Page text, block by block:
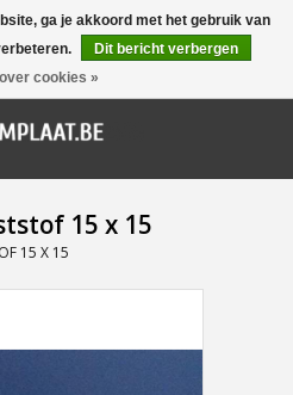
0 Artikelen - €0,00
15 x 15
15 X 15
ga je akkoord met het gebruik van
Dit bericht verbergen
cookies »